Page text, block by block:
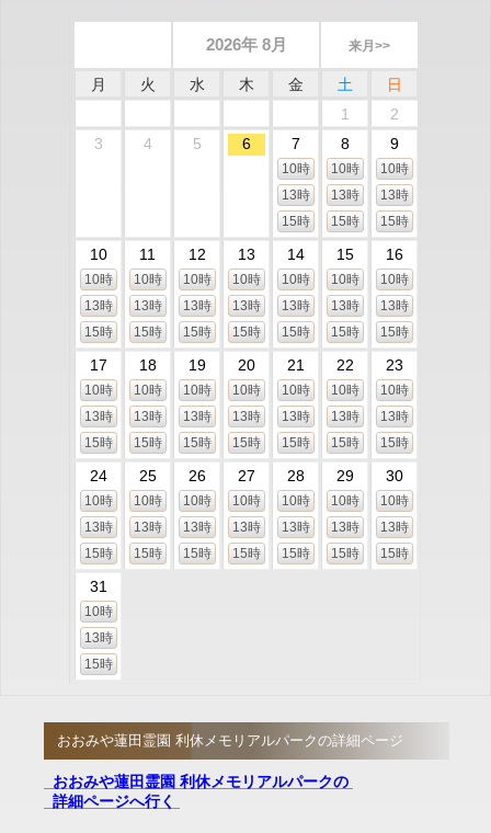
2026年 8月 来月>>
月 火 水 木 金 土
日
1
2
3
4 5 6 7
10時
13時
15時
8
10時
13時
15時
9
10時
13時
15時
10
10時
13時
15時
11
10時
13時
15時
12
10時
13時
15時
13
10時
13時
15時
14
10時
13時
15時
15
10時
13時
15時
16
10時
13時
15時
17
10時
13時
15時
18
10時
13時
15時
19
10時
13時
15時
20
10時
13時
15時
21
10時
13時
15時
22
10時
13時
15時
23
10時
13時
15時
24
10時
13時
15時
25
10時
13時
15時
26
10時
13時
15時
27
10時
13時
15時
28
10時
13時
15時
29
10時
13時
15時
30
10時
13時
15時
31
10時
13時
15時
おおみや蓮田霊園 利休メモリアルパークの詳細ページ
おおみや蓮田霊園 利休メモリアルパークの
詳細ページへ行く